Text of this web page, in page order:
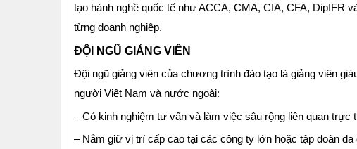
tạo hành nghề quốc tế như ACCA, CMA, CIA, CFA, DipIFR
từng doanh nghiệp.
ĐỘI NGŨ GIẢNG VIÊN
Đội ngũ giảng viên của chương trình đào tạo là giảng viên
người Việt Nam và nước ngoài:
– Có kinh nghiệm tư vấn và làm việc sâu rộng liên quan trực
– Nắm giữ vị trí cấp cao tại các công ty lớn hoặc tập đoàn đa